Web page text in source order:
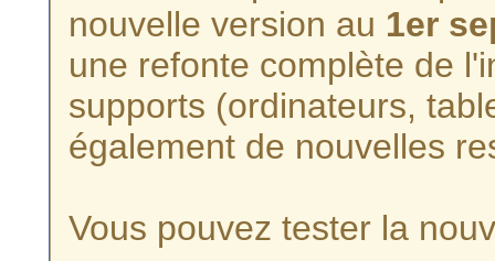
nouvelle version au 1er
une refonte complète de
supports (ordinateurs,
également de nouvelles
Vous pouvez tester la